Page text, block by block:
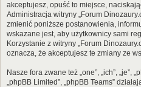
akceptujesz, opuść to miejsce,
Administracja witryny „Forum
zmienić poniższe postanowienia,
wskazane jest, aby użytkownicy sami
Korzystanie z witryny „Forum
oznacza, że akceptujesz te zmiany ze
Nasze fora zwane też „one”, „ich”, „je”,
„phpBB Limited”, „phpBB Teams”